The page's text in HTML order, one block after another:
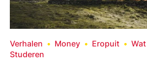
Verhalen Money Eropuit
Studeren